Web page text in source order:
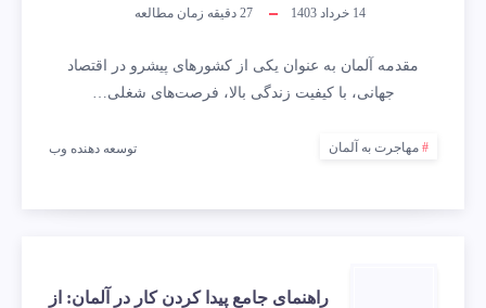
14 خرداد 1403 27 دقیقه زمان مطالعه
مقدمه آلمان به عنوان یکی از کشورهای پیشرو در اقتصاد
جهانی، با کیفیت زندگی بالا، فرصت‌های شغلی…
مهاجرت به آلمان توسعه دهنده وب
راهنمای جامع پیدا کردن کار در آلمان: از